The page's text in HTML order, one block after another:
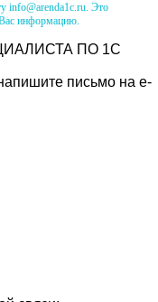
info@arenda1c.ru. Это
информацию.
ПО 1С
письмо на e-